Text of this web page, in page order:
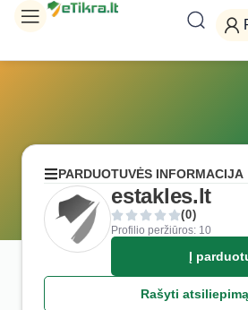
PARDUOTUVĖS INFORMACIJA
estakles.lt
(0)
Profilio peržiūros: 10
Į
Rašyti atsiliepimą